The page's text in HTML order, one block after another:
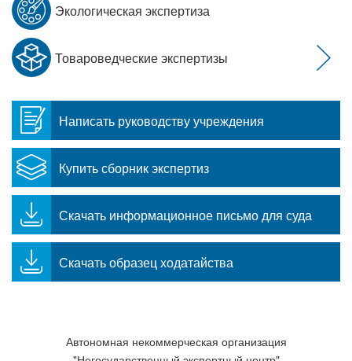
Написать руководству учреждения
Купить сборник экспертиз
Скачать информационное письмо для суда
Скачать образец ходатайства
Экологическая экспертиза
Товароведческие экспертизы
Автономная некоммерческая организация